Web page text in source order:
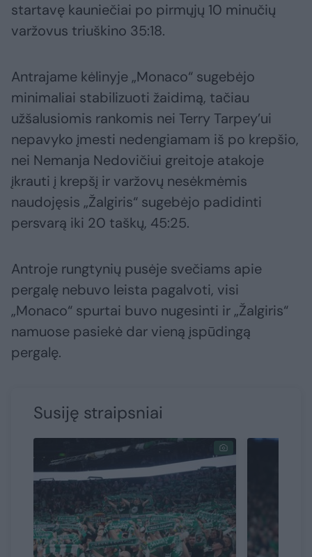
startavę kauniečiai po pirmųjų 10 minučių
varžovus triuškino 35:18.
Antrajame kėlinyje „Monaco“ sugebėjo
minimaliai stabilizuoti žaidimą, tačiau
užšalusiomis rankomis nei Terry Tarpey’ui
nepavyko įmesti nedengiamam iš po krepšio,
nei Nemanja Nedovičiui greitoje atakoje
įkrauti į krepšį ir varžovų nesėkmėmis
naudojęsis „Žalgiris“ sugebėjo padidinti
persvarą iki 20 taškų, 45:25.
Antroje rungtynių pusėje svečiams apie
pergalę nebuvo leista pagalvoti, visi
„Monaco“ spurtai buvo nugesinti ir „Žalgiris“
namuose pasiekė dar vieną įspūdingą
pergalę.
Susiję straipsniai